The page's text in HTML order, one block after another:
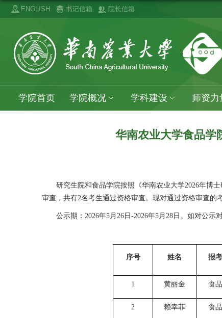
ENGLISH 书记信箱 院长信箱
学院首页 学院概况 学科建设 师资力
华南农业大学食品学
研究生院和食品学院按照《华南农业大学2026年博
审查，共有2名考生通过资格审查。现对通过资格审查的
公示期： 2026年5月26日-2026年5月28日。如对公示
序号 姓名 报
1 黄丽金 食
2 赖幸菲 食